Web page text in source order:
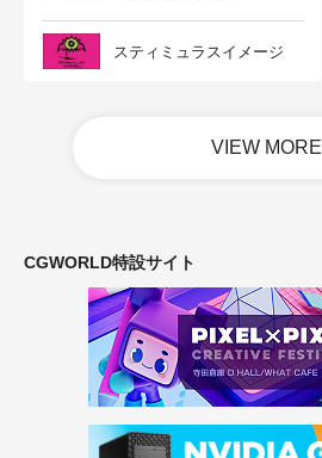
スティミュラスイメージ
VIEW MORE
CGWORLD特設サイト